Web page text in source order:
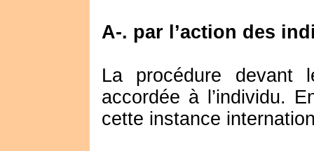
A-. par l’action des
La procédure devant
accordée à l’individu.
cette instance